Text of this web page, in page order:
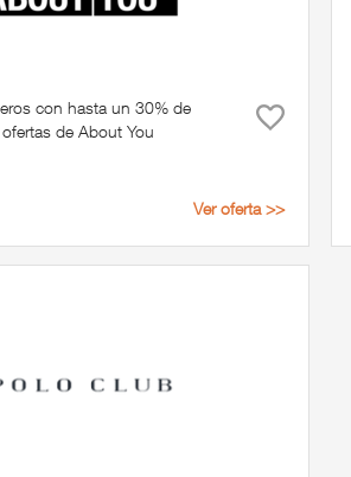
con hasta un 30% de
de About You
Ver oferta >>